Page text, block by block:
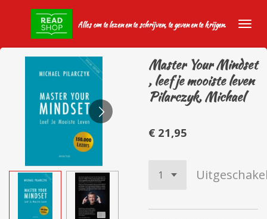
hoofdinhoud
Alles om te lezen en te schrijven, te geven en te krijgen.
Master Your Mindset
, leef je mooiste leven
Pilarczyk, Michael
€ 21,95